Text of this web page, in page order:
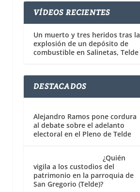
VÍDEOS RECIENTES
Un muerto y tres heridos tras la
explosión de un depósito de
combustible en Salinetas, Telde
DESTACADOS
Alejandro Ramos pone cordura
al debate sobre el adelanto
electoral en el Pleno de Telde
¿Quién
vigila a los custodios del
patrimonio en la parroquia de
San Gregorio (Telde)?